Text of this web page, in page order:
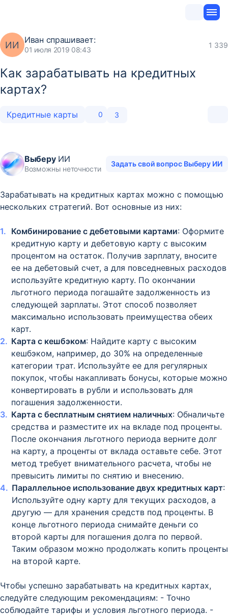
ИИ Иван спрашивает:
01 июля 2019 08:43
1 339
Как зарабатывать на кредитных
картах?
Кредитные карты 0 3
ВыберуИИ
Возможны неточности
Задать свой вопрос Выберу ИИ
Зарабатывать на кредитных картах можно с помощью
нескольких стратегий. Вот основные из них:
Комбинирование с дебетовыми картами: Оформите
кредитную карту и дебетовую карту с высоким
процентом на остаток. Получив зарплату, вносите
ее на дебетовый счет, а для повседневных расходов
используйте кредитную карту. По окончании
льготного периода погашайте задолженность из
следующей зарплаты. Этот способ позволяет
максимально использовать преимущества обеих
карт.
Карта с кешбэком: Найдите карту с высоким
кешбэком, например, до 30% на определенные
категории трат. Используйте ее для регулярных
покупок, чтобы накапливать бонусы, которые можно
конвертировать в рубли и использовать для
погашения задолженности.
Карта с бесплатным снятием наличных: Обналичьте
средства и разместите их на вкладе под проценты.
После окончания льготного периода верните долг
на карту, а проценты от вклада оставьте себе. Этот
метод требует внимательного расчета, чтобы не
превысить лимиты по снятию и внесению.
Параллельное использование двух кредитных карт:
Используйте одну карту для текущих расходов, а
другую — для хранения средств под проценты. В
конце льготного периода снимайте деньги со
второй карты для погашения долга по первой.
Таким образом можно продолжать копить проценты
на второй карте.
Чтобы успешно зарабатывать на кредитных картах,
следуйте следующим рекомендациям: - Точно
соблюдайте тарифы и условия льготного периода. -